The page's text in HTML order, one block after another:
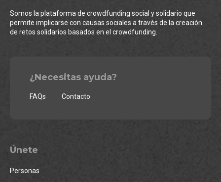
Somos la plataforma de crowdfunding social y solidario que
permite implicarse con causas sociales a través de la creación
de retos solidarios basados en el crowdfunding.
¿Necesitas ayuda?
FAQs Contacto
Únete
Personas